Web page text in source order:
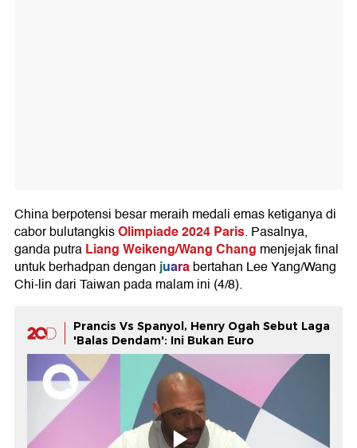
China berpotensi besar meraih medali emas ketiganya di
cabor bulutangkisOlimpiade 2024 Paris. Pasalnya,
ganda putraLiang Weikeng/Wang Chang menjejak final
untuk berhadpan denganjuarabertahan Lee Yang/Wang
Chi-lin dari Taiwan pada malam ini (4/8).
Prancis Vs Spanyol, Henry Ogah Sebut Laga
'Balas Dendam': Ini Bukan Euro